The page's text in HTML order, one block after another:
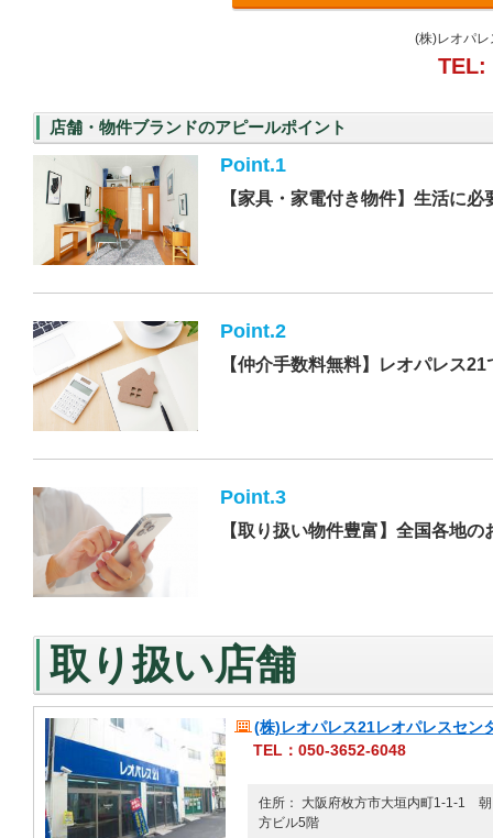
(株)レオパ
TEL:
店舗・物件ブランドのアピールポイント
Point.1
【家具・家電付き物件】生活に
Point.2
【仲介手数料無料】レオパレス
Point.3
【取り扱い物件豊富】全国各地
取り扱い店舗
(株)レオパレス21レオパレスセン
TEL：050-3652-6048
住所： 大阪府枚方市大垣内町1-1-1
方ビル5階